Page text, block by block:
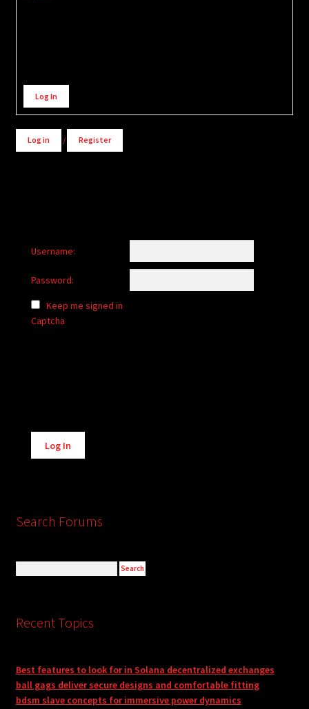
Alternative:
Log In
Log in / Register
Username:
Password:
Keep me signed in
Captcha
Alternative:
Log In
Search Forums
Recent Topics
Best features to look for in Solana decentralized exchanges
ball gags deliver secure designs and comfortable fitting
bdsm slave concepts for immersive power dynamics